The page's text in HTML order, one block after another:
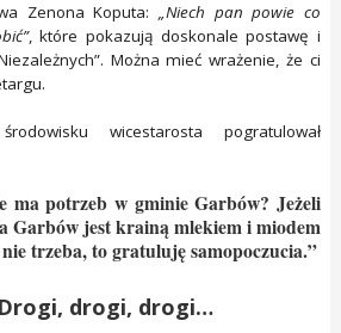
Zenona Koputa: „Niech pan powie co
, które pokazują doskonale postawę i
Można mieć wrażenie, że ci
wicestarosta pogratulował
ma potrzeb w gminie Garbów? Jeżeli
Garbów jest krainą mlekiem i miodem
trzeba, to gratuluję samopoczucia.”
drogi, drogi…